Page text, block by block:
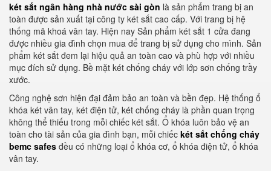
két sắt ngân hàng nhà nước sài gòn là sản phẩm trang bị an
toàn được sản xuất tại công ty két sắt cao cấp. Với trang bị hệ
thống mã khoá vân tay. Hiện nay Sản phẩm két sắt 1 cửa đang
được nhiều gia đình chọn mua để trang bị sử dụng cho mình. Sản
phẩm két sắt đem lại hiệu quả an toàn cao và phù hợp với nhiều
mục đích sử dụng. Bề mặt két chống cháy với lớp sơn chống trầy
xước.
Công nghệ sơn hiện đại đảm bảo an toàn và bền đẹp. Hệ thống ổ
khóa két vân tay, két điện tử, két chống cháy là phần quan trọng
không thể thiếu trong mỗi chiếc két sắt. Ổ khóa luôn bảo vệ an
toàn cho tài sản của gia đình bạn, mỗi chiếc két sắt chống cháy
bemc safes đều có những loại ổ khóa cơ, ổ khóa điện tử, ổ khóa
vân tay.